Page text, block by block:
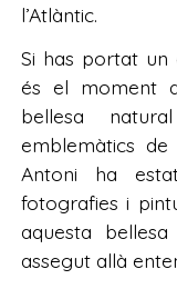
l’Atlàntic.
Si has portat un
és el moment
bellesa
emblemàtics
Antoni ha
fotografies i
aquesta
assegut allà